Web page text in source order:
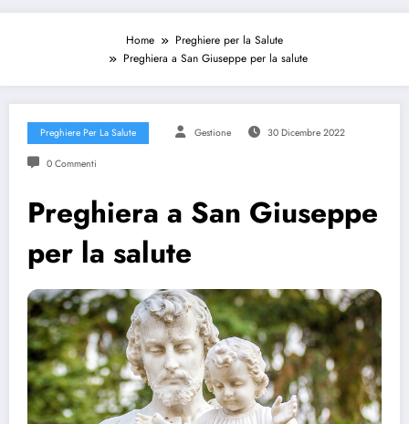
Home
Preghiere per la Salute
Preghiera a San Giuseppe per la salute
Preghiere Per La Salute Gestione 30 Dicembre 2022
0 Commenti
Preghiera a San Giuseppe
per la salute